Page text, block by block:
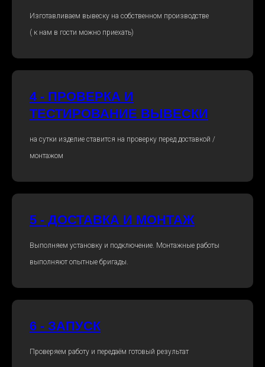
Изготавливаем вывеску на собственном производстве
( к нам в гости можно приехать)
4 - ПРОВЕРКА И
ТЕСТИРОВАНИЕ ВЫВЕСКИ
на сутки изделие ставится на проверку перед доставкой /
монтажом
5 - ДОСТАВКА И МОНТАЖ
Выполняем установку и подключение. Монтажные работы
выполняют опытные бригады.
6 - ЗАПУСК
Проверяем работу и передаём готовый результат